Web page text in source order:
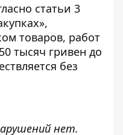
статьи 3
,
товаров, работ
тысяч гривен до
без
нет.